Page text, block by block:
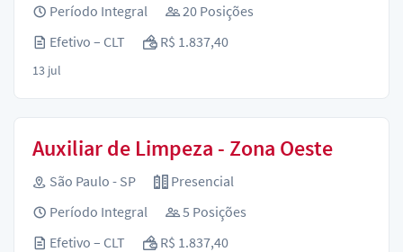
Período Integral
20 Posições
Efetivo – CLT
R$ 1.837,40
13 jul
Auxiliar de Limpeza - Zona Oeste
São Paulo - SP
Presencial
Período Integral
5 Posições
Efetivo – CLT
R$ 1.837,40